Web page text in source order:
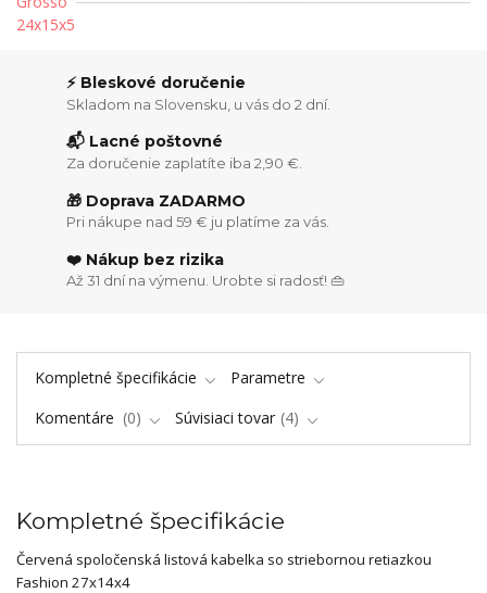
⚡ Bleskové doručenie
Skladom na Slovensku, u vás do 2 dní.
📬 Lacné poštovné
Za doručenie zaplatíte iba 2,90 €.
🎁 Doprava ZADARMO
Pri nákupe nad 59 € ju platíme za vás.
❤️ Nákup bez rizika
Až 31 dní na výmenu. Urobte si radosť! 👜
Kompletné špecifikácie
Parametre
Komentáre
0 Súvisiaci tovar 4
Kompletné špecifikácie
Červená spoločenská listová kabelka so striebornou retiazkou
Fashion 27x14x4